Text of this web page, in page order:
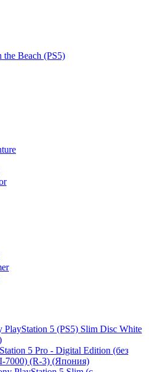
the Beach (PS5)
PlayStation 5 (PS5) Slim Disc White
5 Pro - Digital Edition (без
7000) (R-3) (Япония)